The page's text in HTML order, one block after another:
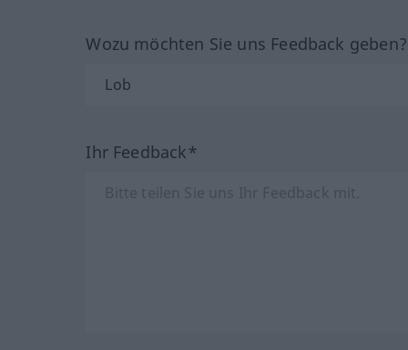
Wozu möchten Sie uns Feedback
Ihr Feedback*